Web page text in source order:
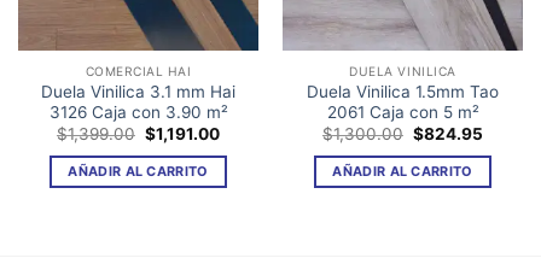
COMERCIAL HAI
Duela Vinilica 3.1 mm Hai
3126 Caja con 3.90 m²
$1,399.00 El
precio
original
era:
$1,191.00El
actual
AÑADIR AL CARRITO
DUELA VINILICA
Duela Vinilica 1.5mm Tao
2061 Caja con 5 m²
$1,300.00 El
precio
original
era:
$824.95
actual
AÑADIR AL CARRITO